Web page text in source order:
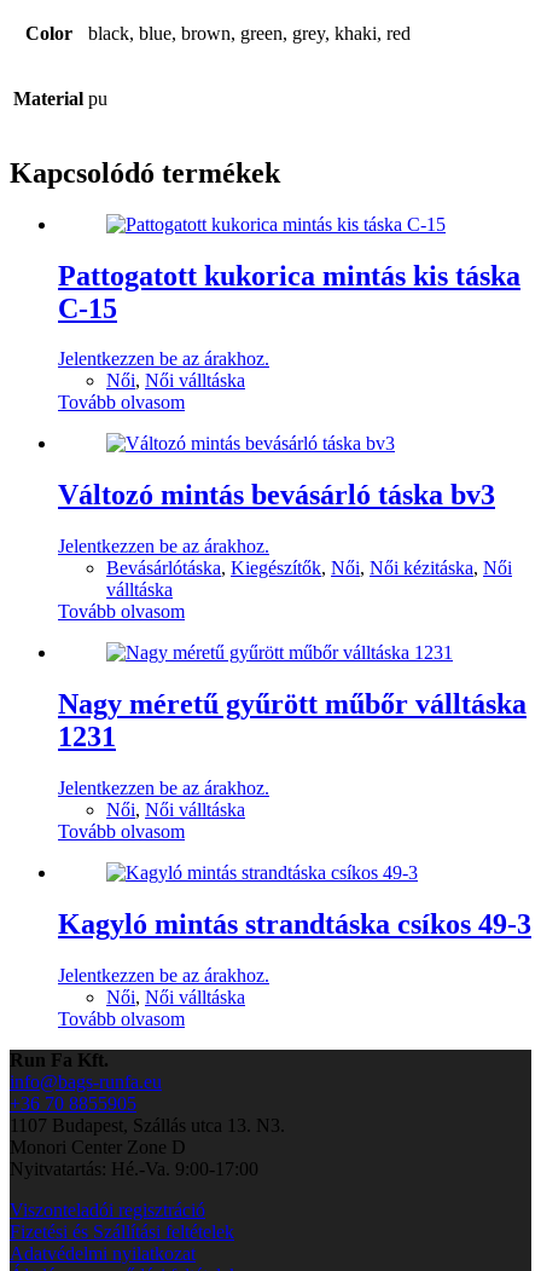
Color black, blue, brown, green, grey, khaki, red
Material pu
Kapcsolódó termékek
Pattogatott kukorica mintás kis táska
C-15
Jelentkezzen be az árakhoz.
Női, Női válltáska
Tovább olvasom
Változó mintás bevásárló táska bv3
Jelentkezzen be az árakhoz.
Bevásárlótáska, Kiegészítők, Női, Női kézitáska, Női
válltáska
Tovább olvasom
Nagy méretű gyűrött műbőr válltáska
1231
Jelentkezzen be az árakhoz.
Női, Női válltáska
Tovább olvasom
Kagyló mintás strandtáska csíkos 49-3
Jelentkezzen be az árakhoz.
Női, Női válltáska
Tovább olvasom
Run Fa Kft.
info@bags-runfa.eu
+36 70 8855905
1107 Budapest, Szállás utca 13. N3.
Monori Center Zone D
Nyitvatartás: Hé.-Va. 9:00-17:00
Viszonteladói regisztráció
Fizetési és Szállítási feltételek
Adatvédelmi nyilatkozat